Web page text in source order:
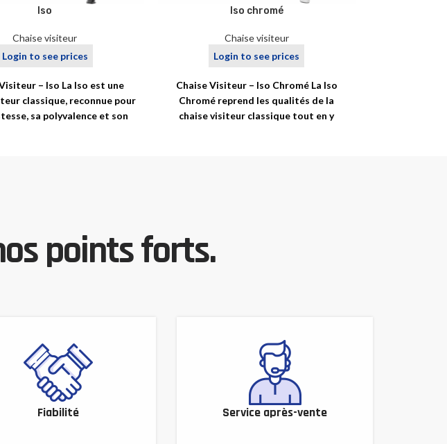
Iso
Chaise visiteur
Login to see prices
– Iso La Iso est une
classique, reconnue pour
sa polyvalence et son
Iso chromé
Chaise visiteur
Login to see prices
Chaise Visiteur – Iso Chromé La Iso
Chromé reprend les qualités de la
chaise visiteur classique tout en y
points forts.
Fiabilité Service après-vente